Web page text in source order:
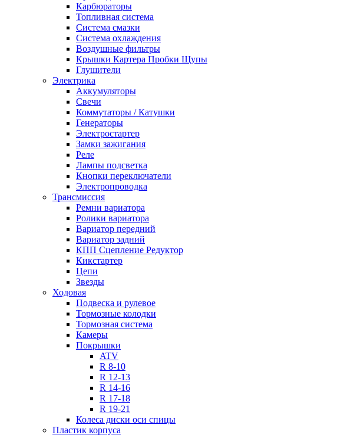
Карбюраторы
Топливная система
Система смазки
Система охлаждения
Воздушные фильтры
Крышки Картера Пробки Щупы
Глушители
Электрика
Аккумуляторы
Свечи
Коммутаторы / Катушки
Генераторы
Электростартер
Замки зажигания
Реле
Лампы подсветка
Кнопки переключатели
Электропроводка
Трансмиссия
Ремни вариатора
Ролики вариатора
Вариатор передний
Вариатор задний
КПП Сцепление Редуктор
Кикстартер
Цепи
Звезды
Ходовая
Подвеска и рулевое
Тормозные колодки
Тормозная система
Камеры
Покрышки
ATV
R 8-10
R 12-13
R 14-16
R 17-18
R 19-21
Колеса диски оси спицы
Пластик корпуса